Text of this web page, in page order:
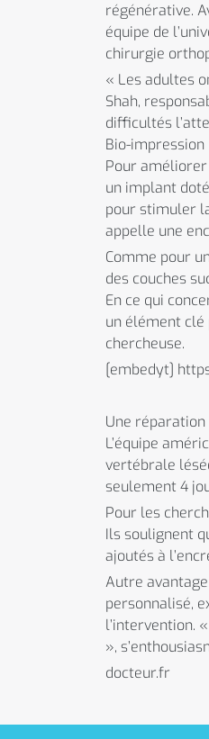
régénérative.
équipe de
chirurgie
« Les adultes
Shah,
difficultés
Bio-impression
Pour
un implant
pour stimuler
appelle une
Comme pour
des couches
En ce qui
un élément
chercheuse.
[embedyt]
Une réparation
L’équipe
vertébrale
seulement 4
Pour les
Ils soulignent
ajoutés à
Autre
personnalisé,
l’intervention.
»,
docteur.fr